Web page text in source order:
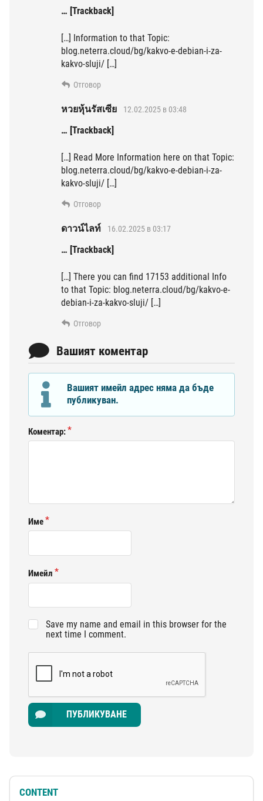
… [Trackback]
[…] Information to that Topic:
blog.neterra.cloud/bg/kakvo-e-debian-i-za-
kakvo-sluji/ […]
Отговор
หวยหุ้นรัสเซีย 12.02.2025 в 03:48
… [Trackback]
[…] Read More Information here on that Topic:
blog.neterra.cloud/bg/kakvo-e-debian-i-za-
kakvo-sluji/ […]
Отговор
ดาวน์ไลท์ 16.02.2025 в 03:17
… [Trackback]
[…] There you can find 17153 additional Info
to that Topic: blog.neterra.cloud/bg/kakvo-e-
debian-i-za-kakvo-sluji/ […]
Отговор
Вашият коментар
Вашият имейл адрес няма да бъде
публикуван.
Коментар:
Име
Имейл
Save my name and email in this browser for the
next time I comment.
ПУБЛИКУВАНЕ
CONTENT